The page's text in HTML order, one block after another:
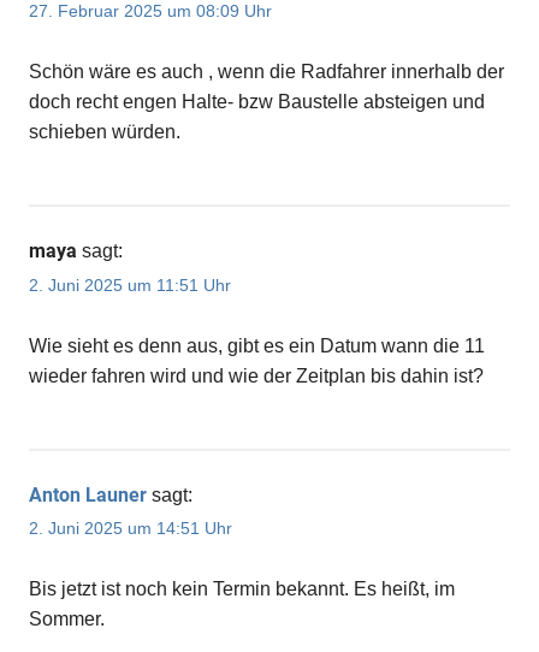
27. Februar 2025 um 08:09 Uhr
Schön wäre es auch , wenn die Radfahrer innerhalb der
doch recht engen Halte- bzw Baustelle absteigen und
schieben würden.
maya sagt:
2. Juni 2025 um 11:51 Uhr
Wie sieht es denn aus, gibt es ein Datum wann die 11
wieder fahren wird und wie der Zeitplan bis dahin ist?
Anton Launer sagt:
2. Juni 2025 um 14:51 Uhr
Bis jetzt ist noch kein Termin bekannt. Es heißt, im
Sommer.